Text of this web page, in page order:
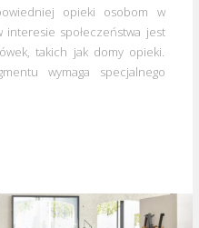
opieki osobom w
interesie społeczeństwa jest
takich jak domy opieki.
wymaga specjalnego